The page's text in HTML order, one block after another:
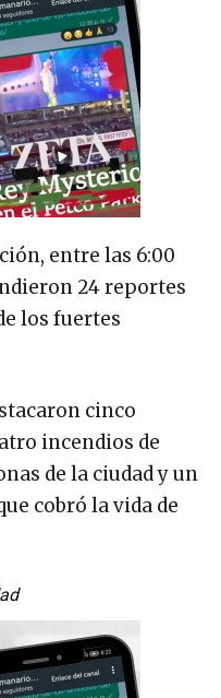
entre las 6:00
24 reportes
los fuertes
cinco
incendios de
de la ciudad y un
cobró la vida de